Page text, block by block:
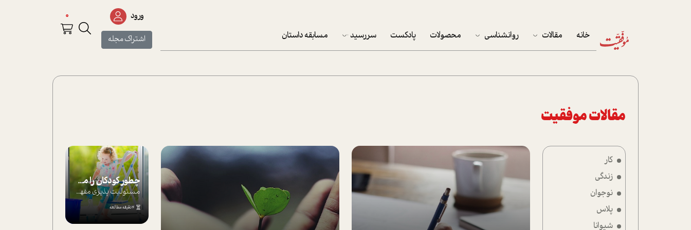
خانه مقالات
پرونده ویژه
روانشناسی محصولات پادکست سررسید
تقویم دیواری
مسابقه داستان
ورود
اشتراک مجله
0
مقالات موفقیت
کار
زندگی
نوجوان
پلاس
شیوانا
چطور کودکان را مسئولیت‌پذیر بار بیاورید؟
مسئولیت پذیری مفهومی ا ست که هر چه کودکت...
4 دقیقه مطالعه